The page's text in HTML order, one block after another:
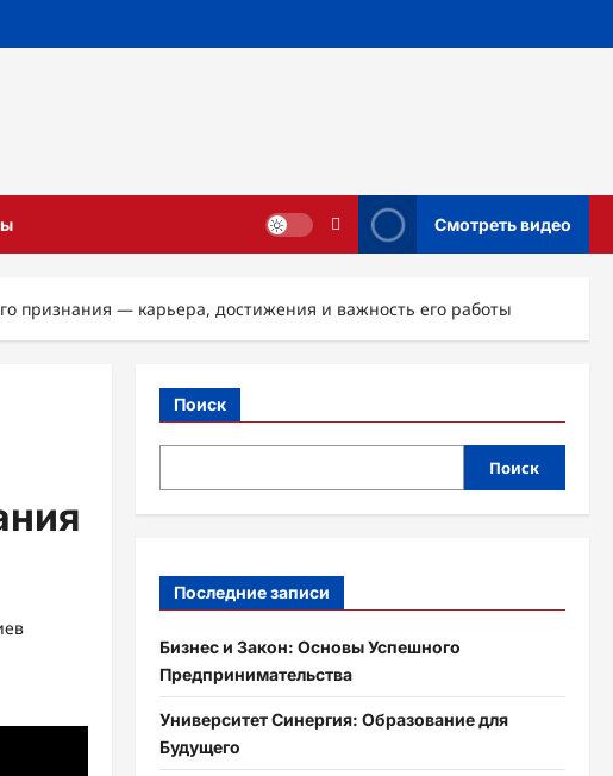
Смотреть видео
признания — карьера, достижения и важность его работы
Поиск
Поиск
Последние записи
Бизнес и Закон: Основы Успешного
Предпринимательства
Университет Синергия: Образование для
Будущего